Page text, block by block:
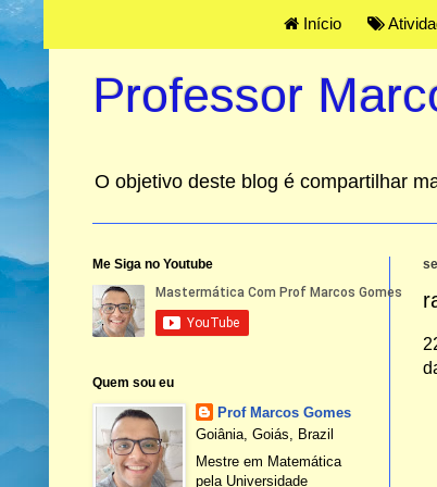
Início
Professor
O objetivo deste blog é compartilhar
Me Siga no Youtube
Quem sou eu
Prof Marcos Gomes
Goiânia, Goiás, Brazil
Mestre em Matemática
pela Universidade